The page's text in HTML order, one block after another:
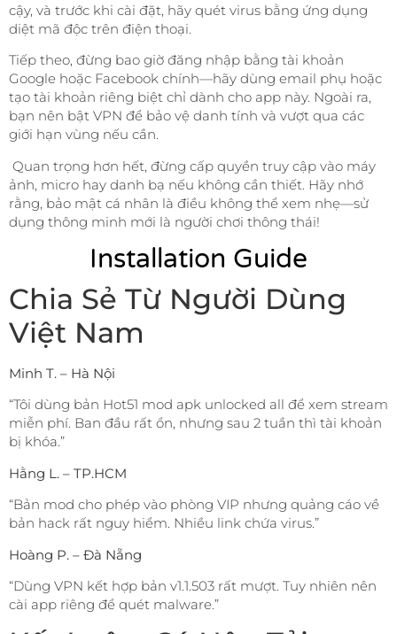
cậy, và trước khi cài đặt, hãy quét virus bằng ứng dụng
diệt mã độc trên điện thoại.
Tiếp theo, đừng bao giờ đăng nhập bằng tài khoản
Google hoặc Facebook chính—hãy dùng email phụ hoặc
tạo tài khoản riêng biệt chỉ dành cho app này. Ngoài ra,
bạn nên bật VPN để bảo vệ danh tính và vượt qua các
giới hạn vùng nếu cần.
Quan trọng hơn hết, đừng cấp quyền truy cập vào máy
ảnh, micro hay danh bạ nếu không cần thiết. Hãy nhớ
rằng, bảo mật cá nhân là điều không thể xem nhẹ—sử
dụng thông minh mới là người chơi thông thái!
Installation Guide
Chia Sẻ Từ Người Dùng
Việt Nam
Minh T. – Hà Nội
“Tôi dùng bản Hot51 mod apk unlocked all để xem stream
miễn phí. Ban đầu rất ổn, nhưng sau 2 tuần thì tài khoản
bị khóa.”
Hằng L. – TP.HCM
“Bản mod cho phép vào phòng VIP nhưng quảng cáo về
bản hack rất nguy hiểm. Nhiều link chứa virus.”
Hoàng P. – Đà Nẵng
“Dùng VPN kết hợp bản v1.1.503 rất mượt. Tuy nhiên nên
cài app riêng để quét malware.”